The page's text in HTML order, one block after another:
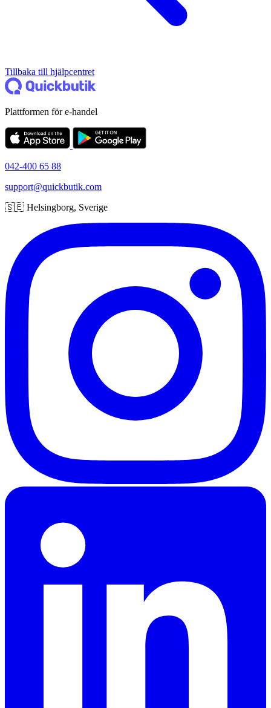
Tillbaka till hjälpcentret
Plattformen för e-handel
042-400 65 88
support@quickbutik.com
🇸🇪 Helsingborg, Sverige